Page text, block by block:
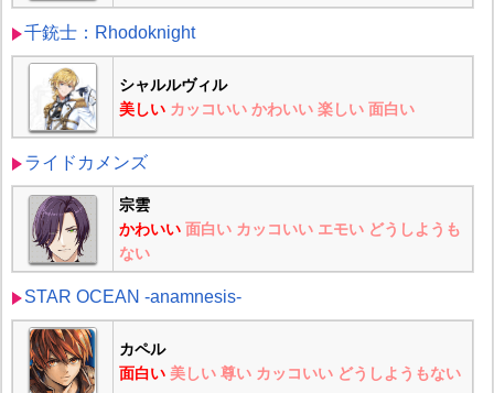
千銃士：Rhodoknight
シャルルヴィル
美しい カッコいい かわいい 楽しい 面白い
ライドカメンズ
宗雲
かわいい 面白い カッコいい エモい どうしようも
ない
STAR OCEAN -anamnesis-
カペル
面白い 美しい 尊い カッコいい どうしようもない